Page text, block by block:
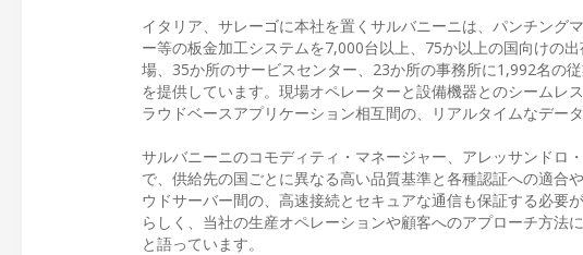
イタリア、サレーゴに本社を置くサルバニーニは、パンチング
ー等の板金加工システムを7,000台以上、75か以上の国向けの
場、35か所のサービスセンター、23か所の事務所に1,992名の
を提供しています。現場オペレーターと設備機器とのシームレ
ラウドベースアプリケーション相互間の、リアルタイムなデー
サルバニーニのコモディティ・マネージャー、アレッサンド
で、供給先の国ごとに異なる高い品質基準と各種認証への適合
ウドサーバー間の、高速接続とセキュアな通信も保証する必
らしく、当社の生産オペレーションや顧客へのアプローチ方法
と語っています。